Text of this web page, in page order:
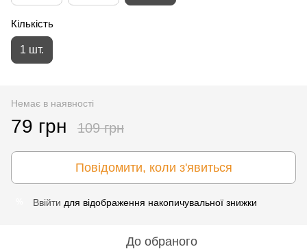
Кількість
1 шт.
Немає в наявності
79 грн 109 грн
Повідомити, коли з'явиться
Ввійти для відображення накопичувальної знижки
До обраного